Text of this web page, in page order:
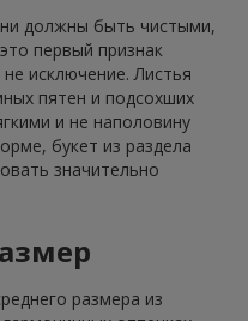
должны быть чистыми,
первый признак
исключение. Листья
пятен и подсохших
и не наполовину
букет из раздела
значительно
размера из